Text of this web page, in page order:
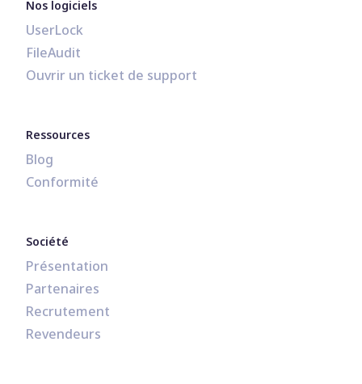
Nos logiciels
UserLock
FileAudit
Ouvrir un ticket de support
Ressources
Blog
Conformité
Société
Présentation
Partenaires
Recrutement
Revendeurs